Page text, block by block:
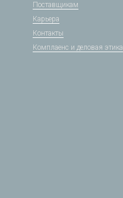
Поставщикам
Карьера
Контакты
Комплаенс и деловая этика